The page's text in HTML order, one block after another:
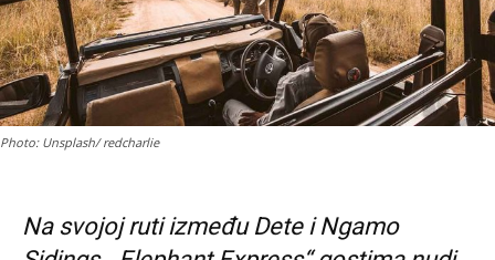
Photo: Unsplash/ redcharlie
Na svojoj ruti između Dete i Ngamo